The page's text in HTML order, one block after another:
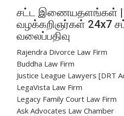
சட்ட இணையதளங்கள்
வழக்கறிஞர்கள் 24x7
வலைப்பதிவு
Rajendra Divorce Law Firm
Buddha Law Firm
Justice League Lawyers [DRT
LegaVista Law Firm
Legacy Family Court Law Firm
Ask Advocates Law Chamber